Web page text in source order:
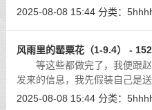
的凝血障碍……大夫说了，就算
2025-08-08 15:44 分类：
风雨里的罂粟花（1-9.4） -
等这些都做完了，我便跟赵
发来的信息，我先假装自己是
对着五楼的对讲门铃按了一圈
2025-08-08 15:44 分类：